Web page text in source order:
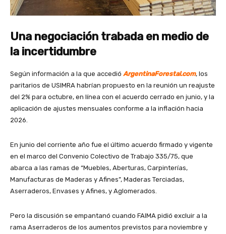
Una negociación trabada en medio de
la incertidumbre
Según información a la que accedió ArgentinaForestal.com, los
paritarios de USIMRA habrían propuesto en la reunión un reajuste
del 2% para octubre, en línea con el acuerdo cerrado en junio, y la
aplicación de ajustes mensuales conforme a la inflación hacia
2026.
En junio del corriente año fue el último acuerdo firmado y vigente
en el marco del Convenio Colectivo de Trabajo 335/75, que
abarca a las ramas de “Muebles, Aberturas, Carpinterías,
Manufacturas de Maderas y Afines”, Maderas Terciadas,
Aserraderos, Envases y Afines, y Aglomerados.
Pero la discusión se empantanó cuando FAIMA pidió excluir a la
rama Aserraderos de los aumentos previstos para noviembre y